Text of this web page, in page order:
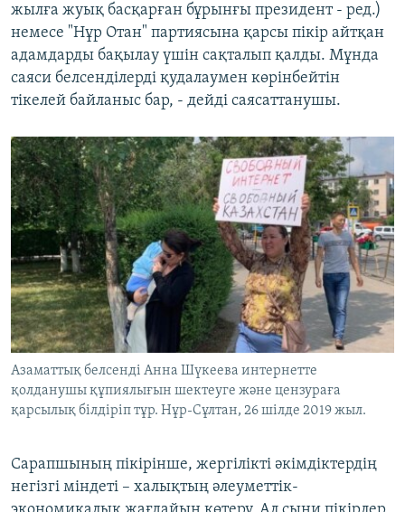
жылға жуық басқарған бұрынғы президент - ред.)
немесе "Нұр Отан" партиясына қарсы пікір айтқан
адамдарды бақылау үшін сақталып қалды. Мұнда
саяси белсенділерді қудалаумен көрінбейтін
тікелей байланыс бар, - дейді саясаттанушы.
Азаматтық белсенді Анна Шүкеева интернетте
қолданушы құпиялығын шектеуге және цензураға
қарсылық білдіріп тұр. Нұр-Сұлтан, 26 шілде 2019 жыл.
Сарапшының пікірінше, жергілікті әкімдіктердің
негізгі міндеті – халықтың әлеуметтік-